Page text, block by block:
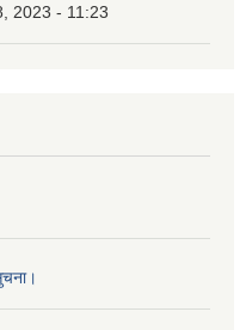
2023 - 11:23